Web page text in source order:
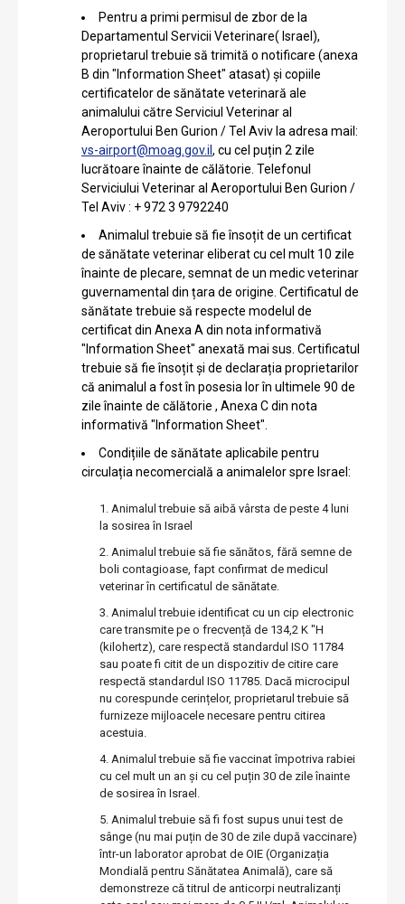
Pentru a primi permisul de zbor de la
Departamentul Servicii Veterinare( Israel),
proprietarul trebuie să trimită o notificare (anexa
B din "Information Sheet" atasat) și copiile
certificatelor de sănătate veterinară ale
animalului către Serviciul Veterinar al
Aeroportului Ben Gurion / Tel Aviv la adresa mail:
vs-airport@moag.gov.il, cu cel puțin 2 zile
lucrătoare înainte de călătorie. Telefonul
Serviciului Veterinar al Aeroportului Ben Gurion /
Tel Aviv : + 972 3 9792240
Animalul trebuie să fie însoțit de un certificat
de sănătate veterinar eliberat cu cel mult 10 zile
înainte de plecare, semnat de un medic veterinar
guvernamental din țara de origine. Certificatul de
sănătate trebuie să respecte modelul de
certificat din Anexa A din nota informativă
"Information Sheet" anexată mai sus. Certificatul
trebuie să fie însoțit și de declarația proprietarilor
că animalul a fost în posesia lor în ultimele 90 de
zile înainte de călătorie , Anexa C din nota
informativă "Information Sheet".
Condițiile de sănătate aplicabile pentru
circulația necomercială a animalelor spre Israel:
Animalul trebuie să aibă vârsta de peste 4 luni
la sosirea în Israel
Animalul trebuie să fie sănătos, fără semne de
boli contagioase, fapt confirmat de medicul
veterinar în certificatul de sănătate.
Animalul trebuie identificat cu un cip electronic
care transmite pe o frecvență de 134,2 K "H
(kilohertz), care respectă standardul ISO 11784
sau poate fi citit de un dispozitiv de citire care
respectă standardul ISO 11785. Dacă microcipul
nu corespunde cerințelor, proprietarul trebuie să
furnizeze mijloacele necesare pentru citirea
acestuia.
Animalul trebuie să fie vaccinat împotriva rabiei
cu cel mult un an și cu cel puțin 30 de zile înainte
de sosirea în Israel.
Animalul trebuie să fi fost supus unui test de
sânge (nu mai puțin de 30 de zile după vaccinare)
într-un laborator aprobat de OIE (Organizația
Mondială pentru Sănătatea Animală), care să
demonstreze că titrul de anticorpi neutralizanți